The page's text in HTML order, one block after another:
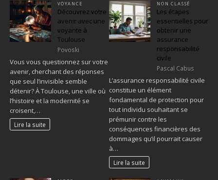
VOYANCE
Découvrez votre
avenir avec une
voyante à
Toulouse
Povoski
Vous vous questionnez sur votre
avenir, cherchant des réponses
que seul l’invisible semble
détenir? À Toulouse, une ville où
l’histoire et la modernité se
croisent,…
Lire la suite
NON CLASSÉ
Les étapes
essentielles pour
obtenir une
assurance
responsabilité
civile
Pascal Cabus
L’assurance responsabilité civile
constitue un élément
fondamental de protection pour
tout individu souhaitant se
prémunir contre les
conséquences financières des
dommages qu’il pourrait causer
à…
Lire la suite